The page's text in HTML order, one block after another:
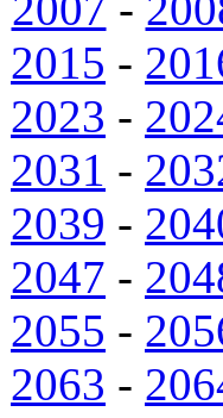
2015 -
2023 -
2031 -
2039 -
2047 -
2055 -
2063 -